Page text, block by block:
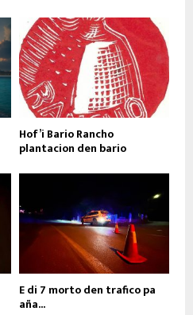
Hof’i Bario Rancho
plantacion den bario
E di 7 morto den trafico pa
aña...